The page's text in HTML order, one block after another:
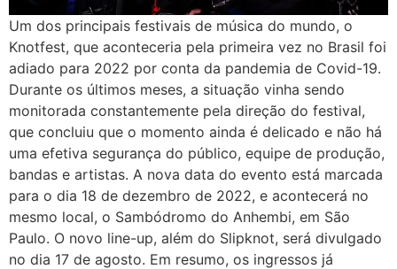
Um dos principais festivais de música do mundo, o
Knotfest, que aconteceria pela primeira vez no Brasil foi
adiado para 2022 por conta da pandemia de Covid-19.
Durante os últimos meses, a situação vinha sendo
monitorada constantemente pela direção do festival,
que concluiu que o momento ainda é delicado e não há
uma efetiva segurança do público, equipe de produção,
bandas e artistas. A nova data do evento está marcada
para o dia 18 de dezembro de 2022, e acontecerá no
mesmo local, o Sambódromo do Anhembi, em São
Paulo. O novo line-up, além do Slipknot, será divulgado
no dia 17 de agosto. Em resumo, os ingressos já